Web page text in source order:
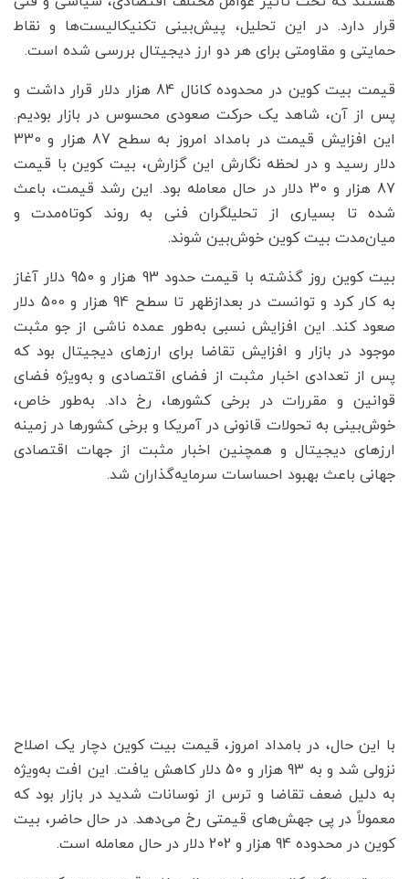
قرار دارد. در این تحلیل، پیش‌بینی‌ تکنیکالیست‌ها و نقاط
حمایتی و مقاومتی برای هر دو ارز دیجیتال بررسی شده است.
قیمت بیت کوین در محدوده کانال 84 هزار دلار قرار داشت و
پس از آن، شاهد یک حرکت صعودی محسوس در بازار بودیم.
این افزایش قیمت در بامداد امروز به سطح 87 هزار و 330
دلار رسید و در لحظه نگارش این گزارش، بیت کوین با قیمت
87 هزار و 30 دلار در حال معامله بود. این رشد قیمت، باعث
شده تا بسیاری از تحلیلگران فنی به روند کوتاه‌مدت و
میان‌مدت بیت کوین خوش‌بین شوند.
بیت کوین روز گذشته با قیمت حدود 93 هزار و 950 دلار آغاز
به کار کرد و توانست در بعدازظهر تا سطح 94 هزار و 500 دلار
صعود کند. این افزایش نسبی به‌طور عمده ناشی از جو مثبت
موجود در بازار و افزایش تقاضا برای ارزهای دیجیتال بود که
پس از تعدادی اخبار مثبت از فضای اقتصادی و به‌ویژه فضای
قوانین و مقررات در برخی کشورها، رخ داد. به‌طور خاص،
خوش‌بینی به تحولات قانونی در آمریکا و برخی کشورها در زمینه
ارزهای دیجیتال و همچنین اخبار مثبت از جهات اقتصادی
جهانی باعث بهبود احساسات سرمایه‌گذاران شد.
با این حال، در بامداد امروز، قیمت بیت کوین دچار یک اصلاح
نزولی شد و به 93 هزار و 50 دلار کاهش یافت. این افت به‌ویژه
به دلیل ضعف تقاضا و ترس از نوسانات شدید در بازار بود که
معمولاً در پی جهش‌های قیمتی رخ می‌دهد. در حال حاضر، بیت
کوین در محدوده 94 هزار و 202 دلار در حال معامله است.